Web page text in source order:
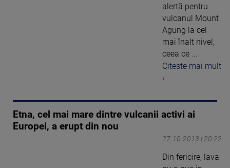
alertă pentru
vulcanul Mount
Agung la cel
mai înalt nivel,
ceea ce ...
Citeste mai mult
›
Etna, cel mai mare dintre vulcanii activi ai
Europei, a erupt din nou
27-10-2013 | 20:22
Din fericire, lava